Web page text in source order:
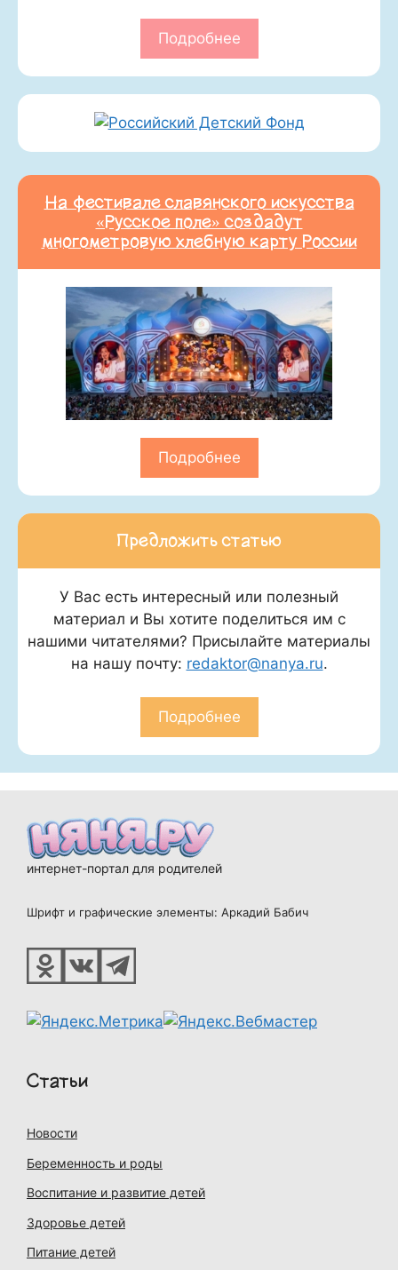
Подробнее
На фестивале славянского искусства
«Русское поле» создадут
многометровую хлебную карту России
Подробнее
Предложить статью
У Вас есть интересный или полезный
материал и Вы хотите поделиться им с
нашими читателями? Присылайте материалы
на нашу почту: redaktor@nanya.ru.
Подробнее
интернет-портал для родителей
Шрифт и графические элементы: Аркадий Бабич
Статьи
Новости
Беременность и роды
Воспитание и развитие детей
Здоровье детей
Питание детей